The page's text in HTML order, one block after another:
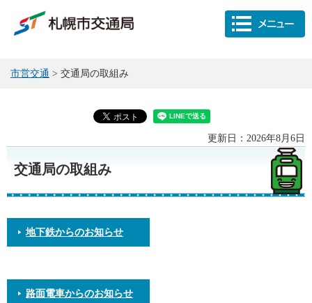
市営交通 > 交通局の取組み
更新日：2026年8月6日
交通局の取組み
地下鉄からのお知らせ
路面電車からのお知らせ